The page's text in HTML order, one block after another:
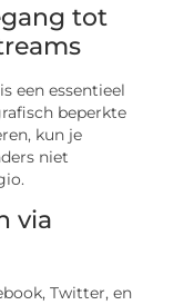
tot
een essentieel
beperkte
kun je
niet
via
Twitter, en